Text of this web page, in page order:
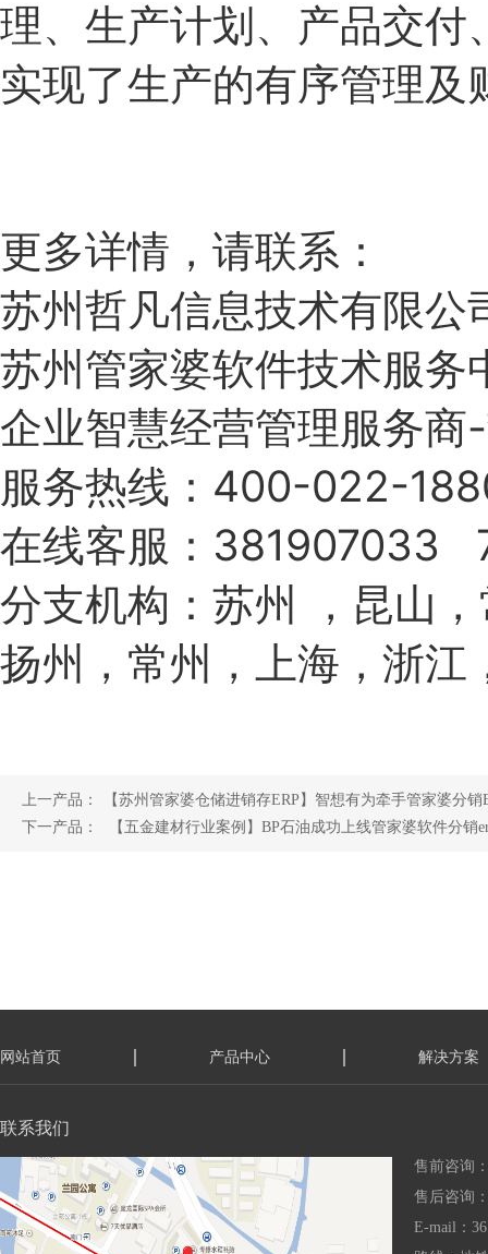
理、生产计划、产品交付
实现了生产的有序管理及
更多详情，请联系：
苏州哲凡信息技术有限公
苏州管家婆软件技术服务
企业智慧经营管理服务商
服务热线：400-022-
在线客服：381907033
分支机构：苏州 ，昆山
扬州，常州，上海，浙江
上一产品：
【苏州管家婆仓储进销存ERP】智想有为牵手管家婆分销
下一产品：
【五金建材行业案例】BP石油成功上线管家婆软件分销
网站首页 产品中心 解决方案
联系我们
售前咨询
售后咨询
E-mail：